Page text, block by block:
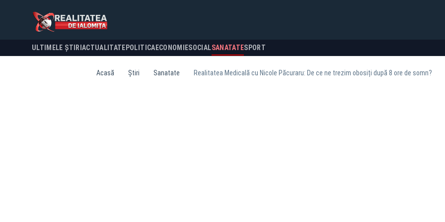
ULTIMELE ȘTIRI ACTUALITATE POLITICA ECONOMIESOCIALSANATATESPORT
Acasă Știri Sanatate Realitatea Medicală cu Nicole Păcuraru: De ce ne trezim obosiți după 8 ore de somn?